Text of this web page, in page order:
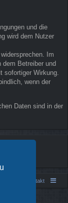
und die
wird dem Nutzer
Im
Betreiber und
sofortiger Wirkung.
wenn der
Daten sind in der
Kontakt